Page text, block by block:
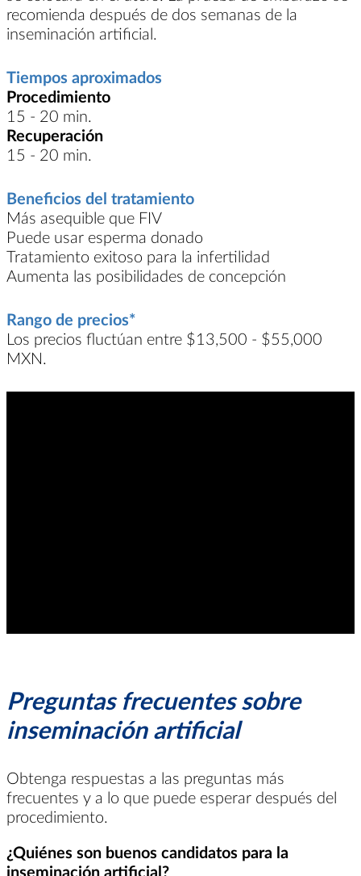
recomienda después de dos semanas de la
inseminación artificial.
Tiempos aproximados
Procedimiento
15 - 20 min.
Recuperación
15 - 20 min.
Beneficios del tratamiento
Más asequible que FIV
Puede usar esperma donado
Tratamiento exitoso para la infertilidad
Aumenta las posibilidades de concepción
Rango de precios*
Los precios fluctúan entre $13,500 - $55,000
MXN.
Preguntas frecuentes sobre
inseminación artificial
Obtenga respuestas a las preguntas más
frecuentes y a lo que puede esperar después del
procedimiento.
¿Quiénes son buenos candidatos para la
inseminación artificial?